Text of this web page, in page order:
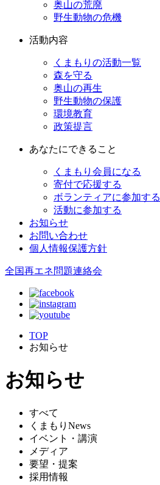
奥山の荒廃
野生動物の危機
活動内容
くまもりの活動一覧
森を守る
奥山の再生
野生動物の保護
環境教育
政策提言
あなたにできること
くまもり会員になる
寄付で応援する
ボランティアに参加する
活動に参加する
お知らせ
お問い合わせ
個人情報保護方針
全国再エネ問題連絡会
TOP
お知らせ
お知らせ
すべて
くまもりNews
イベント・講演
メディア
要望・提案
採用情報